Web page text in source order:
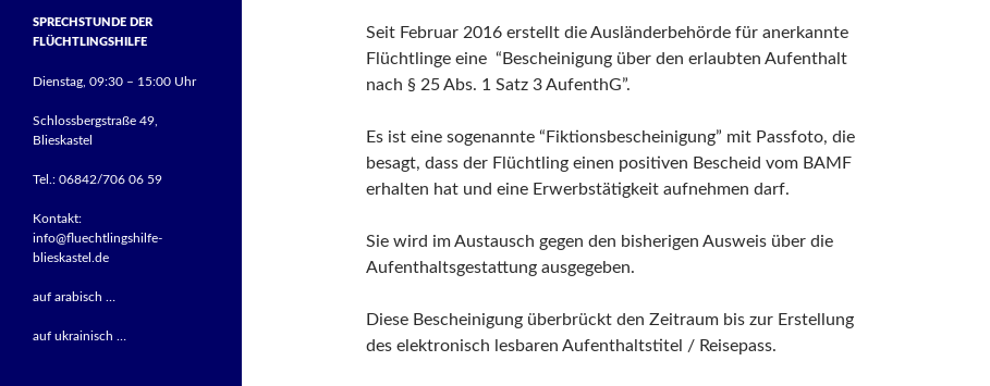
Seit Februar 2016 erstellt die Ausländerbehörde für anerkannte
Flüchtlinge eine “Bescheinigung über den erlaubten Aufenthalt
nach § 25 Abs. 1 Satz 3 AufenthG”.
Es ist eine sogenannte “Fiktionsbescheinigung” mit Passfoto, die
besagt, dass der Flüchtling einen positiven Bescheid vom BAMF
erhalten hat und eine Erwerbstätigkeit aufnehmen darf.
Sie wird im Austausch gegen den bisherigen Ausweis über die
Aufenthaltsgestattung ausgegeben.
Diese Bescheinigung überbrückt den Zeitraum bis zur Erstellung
des elektronisch lesbaren Aufenthaltstitel / Reisepass.
SPRECHSTUNDE DER
FLÜCHTLINGSHILFE
Dienstag, 09:30 – 15:00 Uhr
Schlossbergstraße 49,
Blieskastel
Tel.: 06842/706 06 59
Kontakt:
info@fluechtlingshilfe-
blieskastel.de
auf arabisch …
auf ukrainisch …